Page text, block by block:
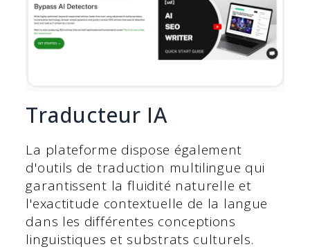
Traducteur IA
La plateforme dispose également
d'outils de traduction multilingue qui
garantissent la fluidité naturelle et
l'exactitude contextuelle de la langue
dans les différentes conceptions
linguistiques et substrats culturels.